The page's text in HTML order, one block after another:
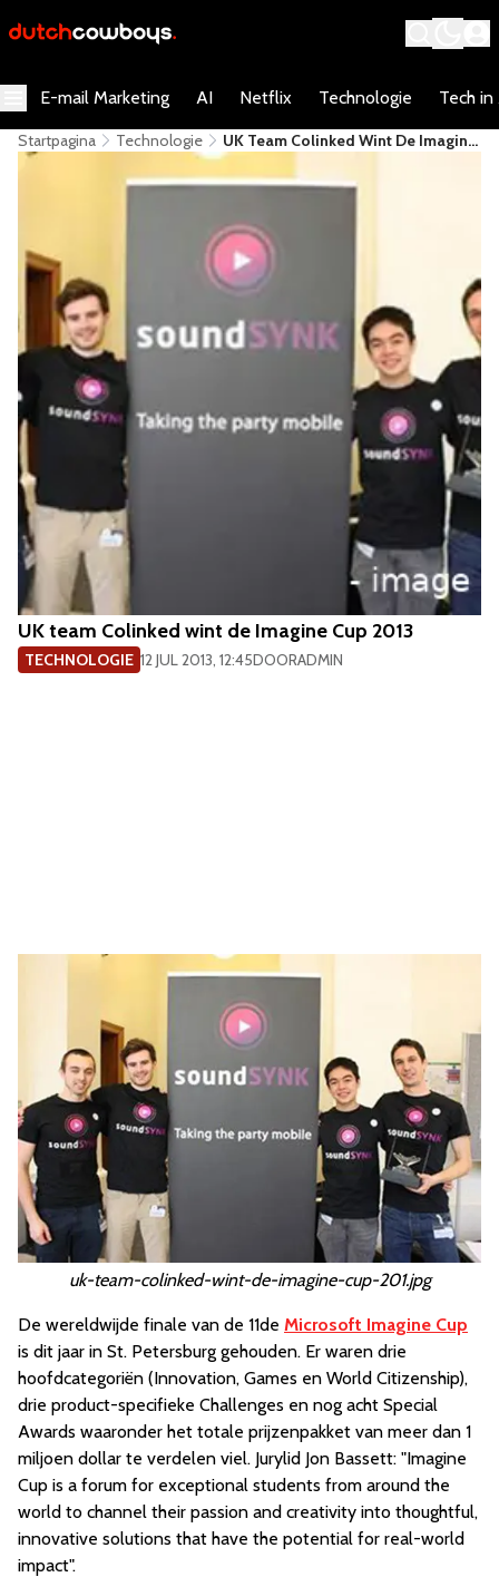
E-mail Marketing AI Netflix Technologie Tech in
Startpagina Technologie
UK Team Colinked Wint De Imagine
Cup 2013
UK team Colinked wint de Imagine Cup 2013
TECHNOLOGIE 12 JUL 2013, 12:45DOORADMIN
uk-team-colinked-wint-de-imagine-cup-201.jpg
De wereldwijde finale van de 11de Microsoft Imagine Cup
is dit jaar in St. Petersburg gehouden. Er waren drie
hoofdcategoriën (Innovation, Games en World Citizenship),
drie product-specifieke Challenges en nog acht Special
Awards waaronder het totale prijzenpakket van meer dan 1
miljoen dollar te verdelen viel. Jurylid Jon Bassett: "Imagine
Cup is a forum for exceptional students from around the
world to channel their passion and creativity into thoughtful,
innovative solutions that have the potential for real-world
impact".